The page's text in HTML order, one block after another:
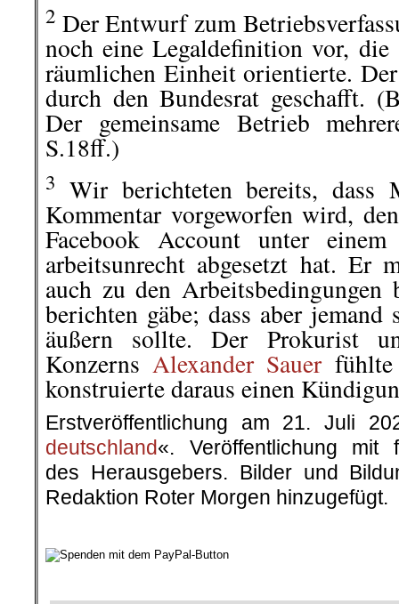
2 Der Entwurf zum
noch eine Legaldefinition vor,
räumlichen Einheit orientierte.
durch den Bundesrat geschafft.
Der gemeinsame Betrieb
S.18ff.)
3 Wir berichteten bereits, dass
Kommentar vorgeworfen wird,
Facebook Account unter
arbeitsunrecht abgesetzt hat. Er
auch zu den Arbeitsbedingungen
berichten gäbe; dass aber
äußern sollte. Der Prokurist
KonzernsAlexander Sauerfühlte
konstruierte daraus einen
Erstveröffentlichung am 21. Juli
deutschland«. Veröffentlichung mit
des Herausgebers. Bilder und
Redaktion Roter Morgen hinzugefügt.